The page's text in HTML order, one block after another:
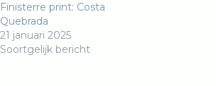
Finisterre print: Costa
Quebrada
21 januari 2025
Soortgelijk bericht